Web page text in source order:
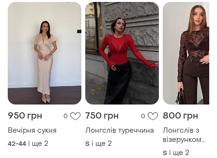
950 грн 0
Вечірня сукня
42-44 і ще 2
750 грн 0
Лонгслів туреччина
S і ще 2
800 грн
Лонгслів з
візерунком
туреччина
S і ще 2